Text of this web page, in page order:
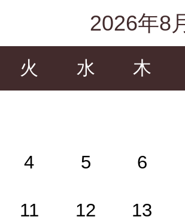
2026年8
火 水 木
4 5 6
11 12 13